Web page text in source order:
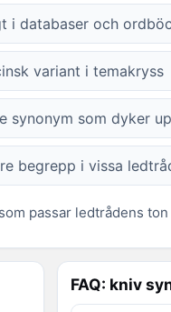
i databaser och
variant i temakryss
synonym som dyker
begrepp i vissa
passar ledtrådens
FAQ: kniv